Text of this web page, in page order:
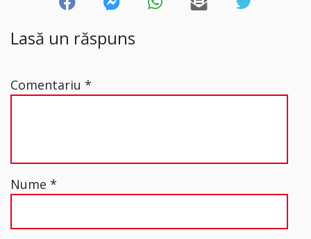
Lasă un răspuns
Comentariu *
Nume *